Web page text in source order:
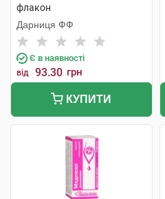
флакон
Дарниця ФФ
Є в наявності
від 93.30 грн
КУПИТИ